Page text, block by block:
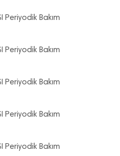
Periyodik Bakım
Periyodik Bakım
Periyodik Bakım
Periyodik Bakım
Periyodik Bakım